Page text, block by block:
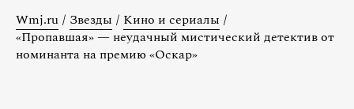
Wmj.ru / Звезды / Кино и сериалы /
«Пропавшая» — неудачный мистический детектив от
номинанта на премию «Оскар»